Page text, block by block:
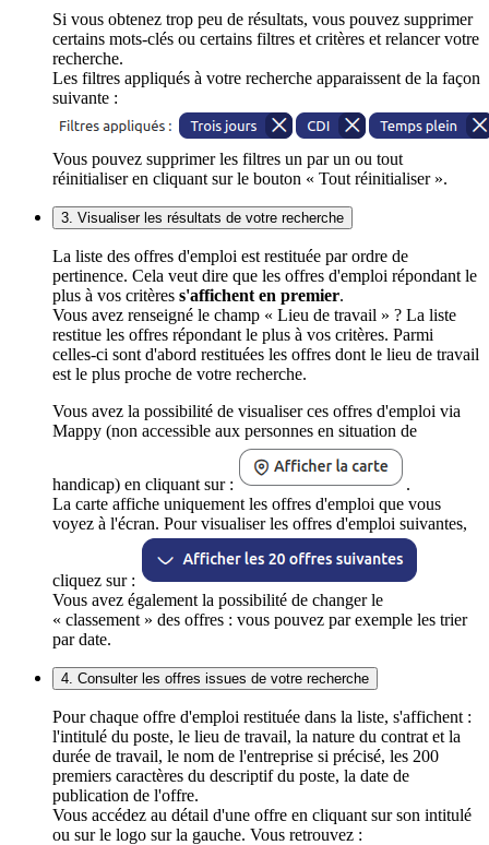
Si vous obtenez trop peu de résultats, vous pouvez supprimer
certains mots-clés ou certains filtres et critères et relancer votre
recherche.
Les filtres appliqués à votre recherche apparaissent de la façon
suivante :
Vous pouvez supprimer les filtres un par un ou tout
réinitialiser en cliquant sur le bouton « Tout réinitialiser ».
3. Visualiser les résultats de votre recherche
La liste des offres d'emploi est restituée par ordre de
pertinence. Cela veut dire que les offres d'emploi répondant le
plus à vos critères s'affichent en premier.
Vous avez renseigné le champ « Lieu de travail » ? La liste
restitue les offres répondant le plus à vos critères. Parmi
celles-ci sont d'abord restituées les offres dont le lieu de travail
est le plus proche de votre recherche.
Vous avez la possibilité de visualiser ces offres d'emploi via
Mappy (non accessible aux personnes en situation de
handicap) en cliquant sur :
.
La carte affiche uniquement les offres d'emploi que vous
voyez à l'écran. Pour visualiser les offres d'emploi suivantes,
cliquez sur :
Vous avez également la possibilité de changer le
« classement » des offres : vous pouvez par exemple les trier
par date.
4. Consulter les offres issues de votre recherche
Pour chaque offre d'emploi restituée dans la liste, s'affichent :
l'intitulé du poste, le lieu de travail, la nature du contrat et la
durée de travail, le nom de l'entreprise si précisé, les 200
premiers caractères du descriptif du poste, la date de
publication de l'offre.
Vous accédez au détail d'une offre en cliquant sur son intitulé
ou sur le logo sur la gauche. Vous retrouvez :